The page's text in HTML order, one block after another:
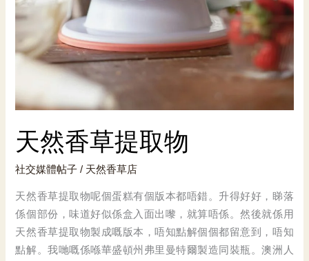
天然香草提取物
社交媒體帖子 / 天然香草店
天然香草提取物呢個蛋糕有個版本都唔錯。升得好好，睇落
係個部份，味道好似係盒入面出嚟，就算唔係。然後就係用
天然香草提取物製成嘅版本，唔知點解個個都留意到，唔知
點解。我哋嘅係喺華盛頓州弗里曼特爾製造同裝瓶。澳洲人